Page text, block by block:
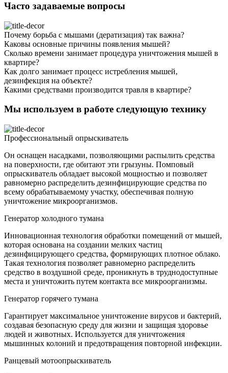
Часто задаваемые вопросы
Почему борьба с мышами (дератизация) так важна?
Каковы основные причины появления мышей?
Сколько времени занимает процедура уничтожения мышей в
квартире?
Как долго занимает процесс истребления мышей,
дезинфекция на объекте?
Какими средствами производится травля в квартире?
Мы используем в работе следующую технику
Профессиональный опрыскиватель
Он оснащен насадками, позволяющими распылить средства
на поверхности, где обитают эти грызуны. Помповый
опрыскиватель обладает высокой мощностью и позволяет
равномерно распределить дезинфицирующие средства по
всему обрабатываемому участку, обеспечивая полную
уничтожение микроорганизмов.
Генератор холодного тумана
Инновационная технология обработки помещений от мышей,
которая основана на создании мелких частиц
дезинфицирующего средства, формирующих плотное облако.
Такая технология позволяет равномерно распределить
средство в воздушной среде, проникнуть в труднодоступные
места и уничтожить путем контакта все микроорганизмы.
Генератор горячего тумана
Гарантирует максимальное уничтожение вирусов и бактерий,
создавая безопасную среду для жизни и защищая здоровье
людей и животных. Используется для уничтожения
мышинных колоний и предотвращения повторной инфекции.
Ранцевый мотоопрыскиватель